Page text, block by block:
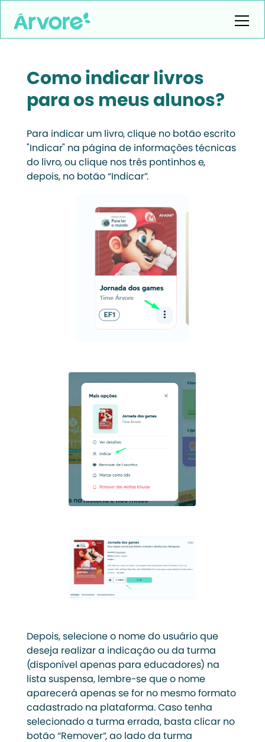
Como indicar livros
para os meus alunos?
Para indicar um livro, clique no botão escrito
"Indicar" na página de informações técnicas
do livro, ou clique nos três pontinhos e,
depois, no botão “Indicar”.
Depois, selecione o nome do usuário que
deseja realizar a indicação ou da turma
(disponível apenas para educadores) na
lista suspensa, lembre-se que o nome
aparecerá apenas se for no mesmo formato
cadastrado na plataforma. Caso tenha
selecionado a turma errada, basta clicar no
botão “Remover”, ao lado da turma